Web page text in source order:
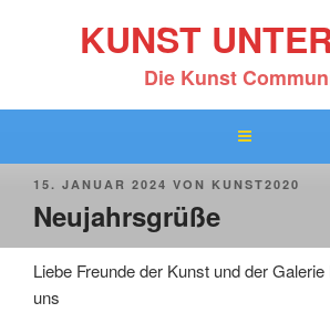
KUNST
Die Kunst
VERÖFFENTLICHT
AM
15. JANUAR 2024 VON KUNST2020
Neujahrsgrüße
Liebe Freunde der Kunst und der
uns